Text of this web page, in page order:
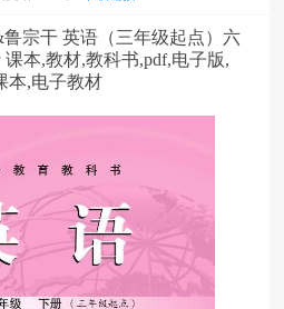
宗干 英语（三年级起点）六
本,教材,教科书,pdf,电子版,
本,电子教材